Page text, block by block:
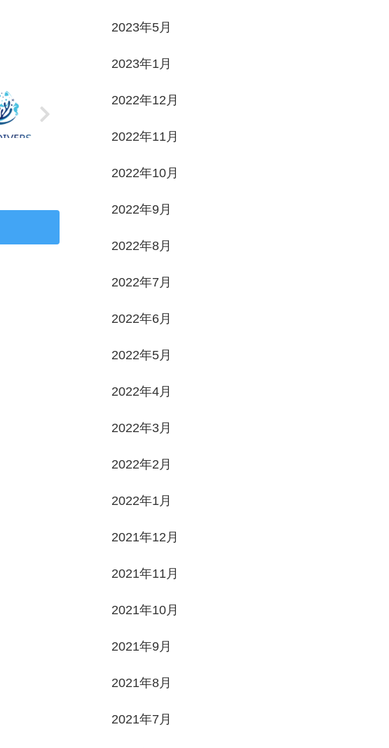
2023年5月
2023年1月
2022年12月
2022年11月
2022年10月
2022年9月
2022年8月
2022年7月
2022年6月
2022年5月
2022年4月
2022年3月
2022年2月
2022年1月
2021年12月
2021年11月
2021年10月
2021年9月
2021年8月
2021年7月